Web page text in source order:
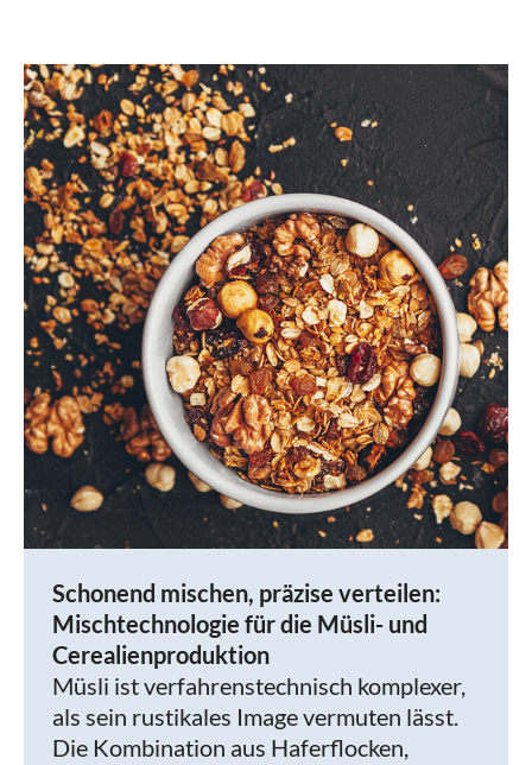
Schonend mischen, präzise verteilen:
Mischtechnologie für die Müsli- und
Cerealienproduktion
Müsli ist verfahrenstechnisch komplexer,
als sein rustikales Image vermuten lässt.
Die Kombination aus Haferflocken,